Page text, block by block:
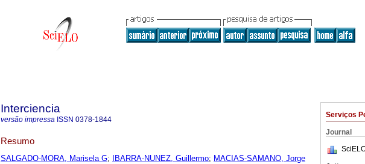
Serviços
Journal
Interciencia
versão impressa ISSN 0378-1844
Resumo
SALGADO-MORA, Marisela G; IBARRA-NUNEZ, Guillermo; MACIAS-SAMANO, Jorge